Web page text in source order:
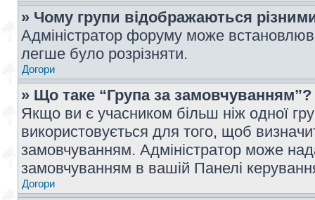
» Чому групи відображаються
Адміністратор форуму може
легше було розрізняти.
Догори
» Що таке “Група за замовчуванням”?
Якщо ви є учасником більш ніж одної
використовується для того, щоб
замовчуванням. Адміністратор може
замовчуванням в вашій Панелі
Догори